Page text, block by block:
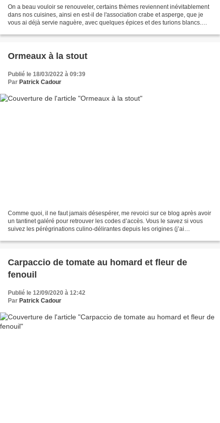
On a beau vouloir se renouveler, certains thèmes reviennent inévitablement
dans nos cuisines, ainsi en est-il de l'association crabe et asperge, que je
vous ai déjà servie naguère, avec quelques épices et des turions blancs.
Ormeaux à la stout
Publié le 18/03/2022 à 09:39
Par Patrick Cadour
Comme quoi, il ne faut jamais désespérer, me revoici sur ce blog après avoir
un tantinet galéré pour retrouver les codes d’accès. Vous le savez si vous
suivez les pérégrinations culino-délirantes depuis les origines (j’ai
Carpaccio de tomate au homard et fleur de
fenouil
Publié le 12/09/2020 à 12:42
Par Patrick Cadour